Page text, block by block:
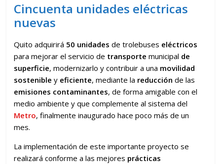
Cincuenta unidades eléctricas
nuevas
Quito adquirirá 50 unidades de trolebuses eléctricos
para mejorar el servicio de transportemunicipal de
superficie, modernizarlo y contribuir a una movilidad
sostenible y eficiente, mediante la reducción de las
emisiones contaminantes, de forma amigable con el
medio ambiente y que complemente al sistema del
Metro, finalmente inaugurado hace poco más de un
mes.
La implementación de este importante proyecto se
realizará conforme a las mejores prácticas